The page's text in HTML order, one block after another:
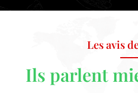
Les avis
Ils parlent